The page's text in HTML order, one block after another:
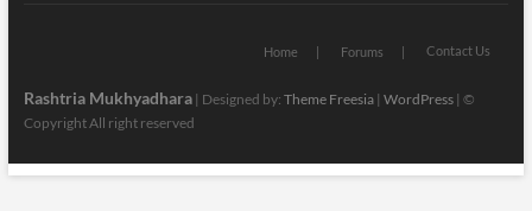
Home Forums Contact Us
Rashtria Mukhyadhara| Designed by: Theme Freesia| WordPress| ©
Copyright All right reserved